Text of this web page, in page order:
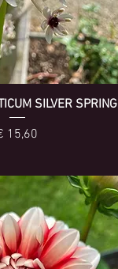
SILVER SPRING
15,60